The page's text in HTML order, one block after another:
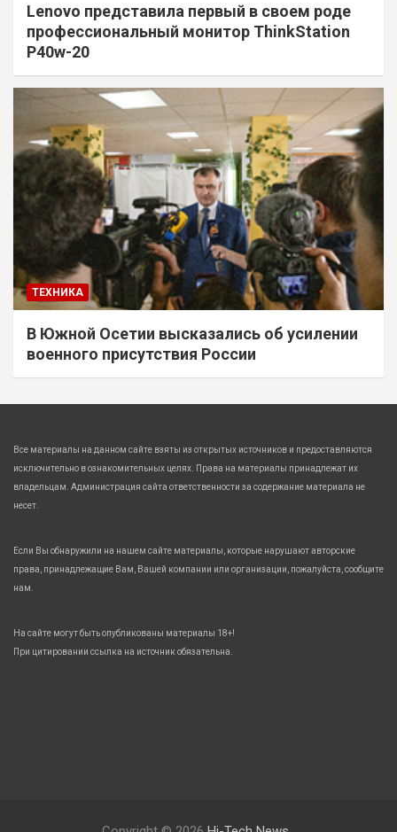
Lenovo представила первый в своем роде
профессиональный монитор ThinkStation
P40w-20
ТЕХНИКА
В Южной Осетии высказались об усилении
военного присутствия России
Все материалы на данном сайте взяты из открытых источников и предоставляются
исключительно в ознакомительных целях. Права на материалы принадлежат их
владельцам. Администрация сайта ответственности за содержание материала не
несет.
Если Вы обнаружили на нашем сайте материалы, которые нарушают авторские
права, принадлежащие Вам, Вашей компании или организации, пожалуйста, сообщите
нам.
На сайте могут быть опубликованы материалы 18+!
При цитировании ссылка на источник обязательна.